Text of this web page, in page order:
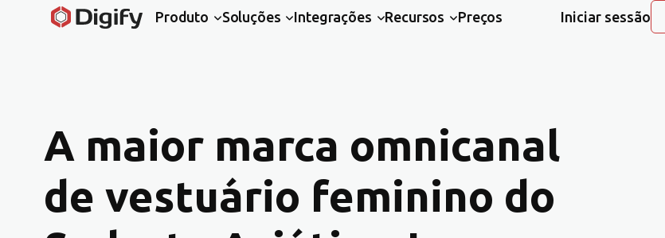
Produto Soluções Integrações Recursos Preços Iniciar sessão
A maior marca omnicanal
de vestuário feminino do